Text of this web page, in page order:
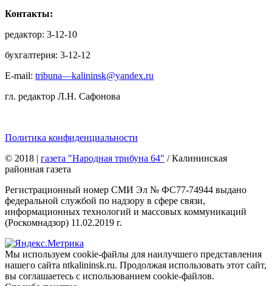
Контакты:
редактор: 3-12-10
бухгалтерия: 3-12-12
E-mail: tribuna—kalininsk@yandex.ru
гл. редактор Л.Н. Сафонова
Политика конфиденциальности
© 2018
газета "Народная трибуна 64" / Калининская
районная газета
Регистрационный номер СМИ Эл № ФС77-74944 выдано
федеральной службой по надзору в сфере связи,
информационных технологий и массовых коммуникаций
(Роскомнадзор) 11.02.2019 г.
Мы используем cookie-файлы для наилучшего представления
нашего сайта ntkalininsk.ru. Продолжая использовать этот сайт,
вы соглашаетесь с использованием cookie-файлов.